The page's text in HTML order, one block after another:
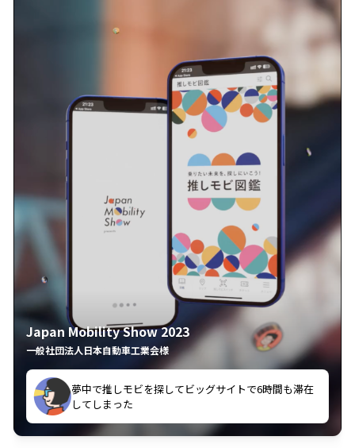
Japan Mobility Show 2023
一般社団法人日本自動車工業会様
楽しい！！！
あとから見返せて、モビリティショーの興奮が蘇る